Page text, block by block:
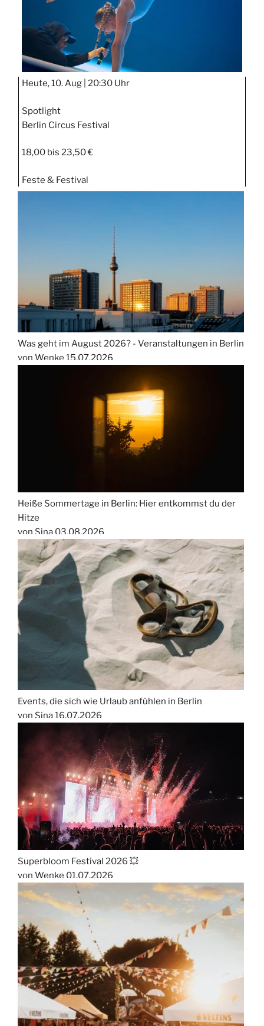
Heute, 10. Aug | 20:30 Uhr
Spotlight
Berlin Circus Festival
18,00 bis 23,50 €
Feste & Festival
Was geht im August 2026? - Veranstaltungen in Berlin
von Wenke 15.07.2026
Heiße Sommertage in Berlin: Hier entkommst du der
Hitze
von Sina 03.08.2026
Events, die sich wie Urlaub anfühlen in Berlin
von Sina16.07.2026
Superbloom Festival 2026 💥
von Wenke 01.07.2026